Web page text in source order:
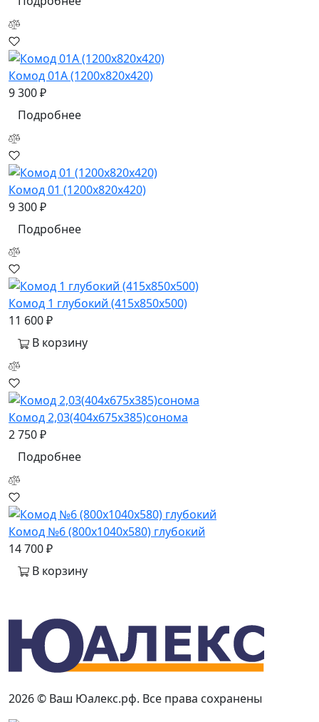
Комод 01А (1200x820x420)
9 300 ₽
Подробнее
Комод 01 (1200x820x420)
9 300 ₽
Подробнее
Комод 1 глубокий (415х850х500)
11 600 ₽
В корзину
Комод 2,03(404х675х385)сонома
2 750 ₽
Подробнее
Комод №6 (800х1040х580) глубокий
14 700 ₽
В корзину
2026 © Ваш Юалекс.рф. Все права сохранены